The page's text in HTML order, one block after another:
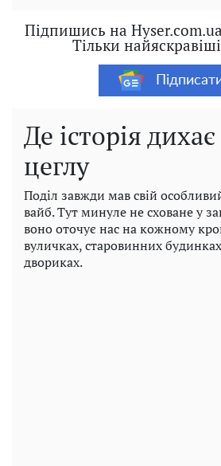
Підпишись на
Тільки
Де історія дихає
цеглу
Поділ завжди мав свій
вайб. Тут минуле не сховане у
воно оточує нас на кожному
вуличках, старовинних
двориках.